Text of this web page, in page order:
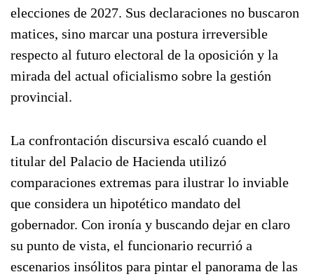
elecciones de 2027. Sus declaraciones no buscaron
matices, sino marcar una postura irreversible
respecto al futuro electoral de la oposición y la
mirada del actual oficialismo sobre la gestión
provincial.
La confrontación discursiva escaló cuando el
titular del Palacio de Hacienda utilizó
comparaciones extremas para ilustrar lo inviable
que considera un hipotético mandato del
gobernador. Con ironía y buscando dejar en claro
su punto de vista, el funcionario recurrió a
escenarios insólitos para pintar el panorama de las